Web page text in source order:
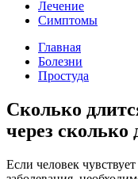
Лечение
Симптомы
Главная
Болезни
Простуда
Сколько
через сколько
Если человек